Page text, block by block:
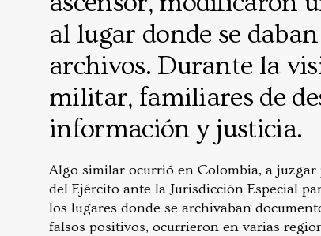
al lugar donde se
archivos. Durante la
militar, familiares de
información y justicia.
Algo similar ocurrió en Colombia, a
del Ejército ante la Jurisdicción Especial
los lugares donde se archivaban
falsos positivos, ocurrieron en varias